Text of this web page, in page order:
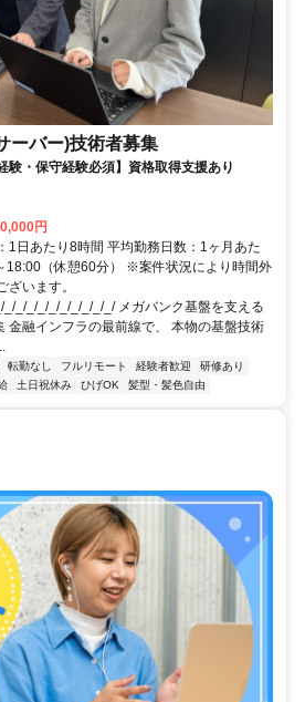
ーバー)技術者募集
験・保守経験必須】資格取得支援あり
円
1日あたり8時間 平均勤務日数：1ヶ月あた
18:00（休憩60分） ※案件状況により時間外
ざいます。
_/_/_/_/_/_/_/_/_/ メガバンク基盤を支える
金融インフラの最前線で、 本物の基盤技術
転勤なし フルリモート 経験者歓迎
研修あり
土日祝休み ひげOK 髪型・髪色自由